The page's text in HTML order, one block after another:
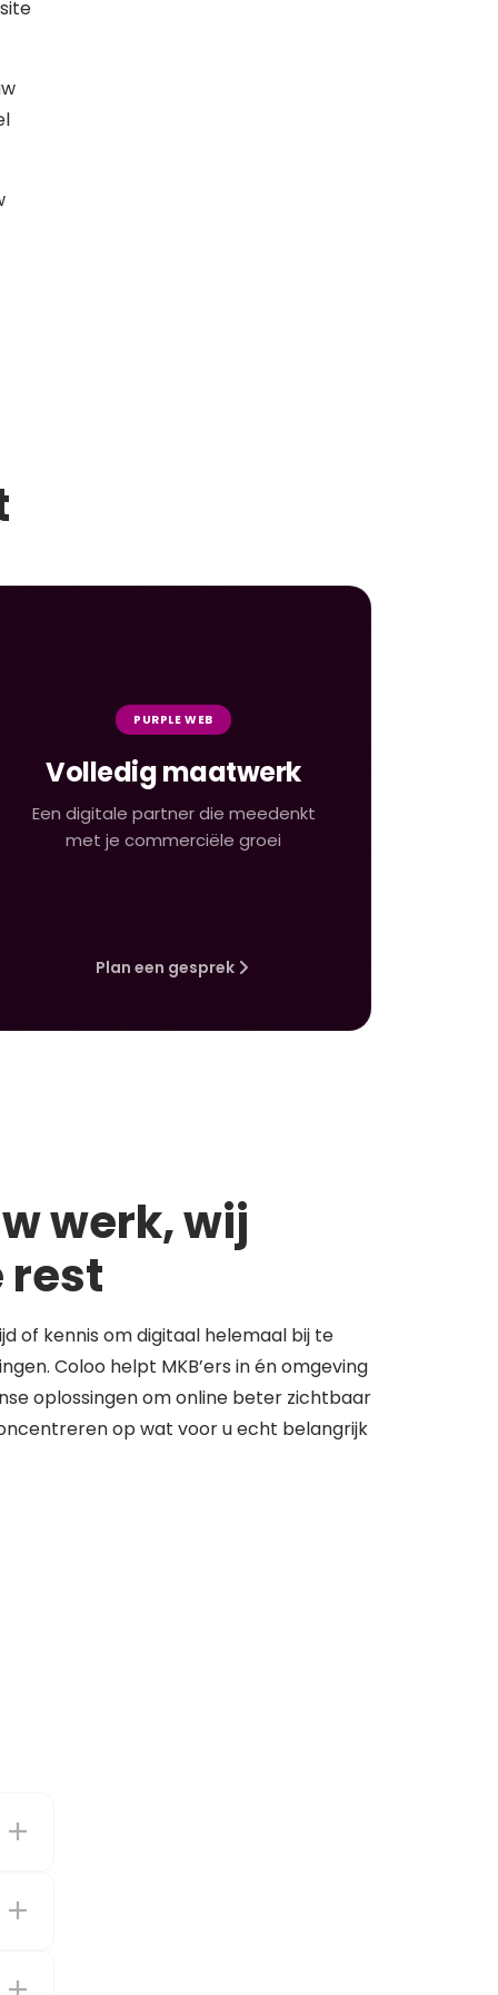
PURPLE WEB
Volledig maatwerk
Een digitale partner die meedenkt
met je commerciële groei
Plan een gesprek
werk, wij
rest
of kennis om digitaal helemaal bij te
Coloo helpt MKB’ers in én omgeving
oplossingen om online beter zichtbaar
op wat voor u echt belangrijk